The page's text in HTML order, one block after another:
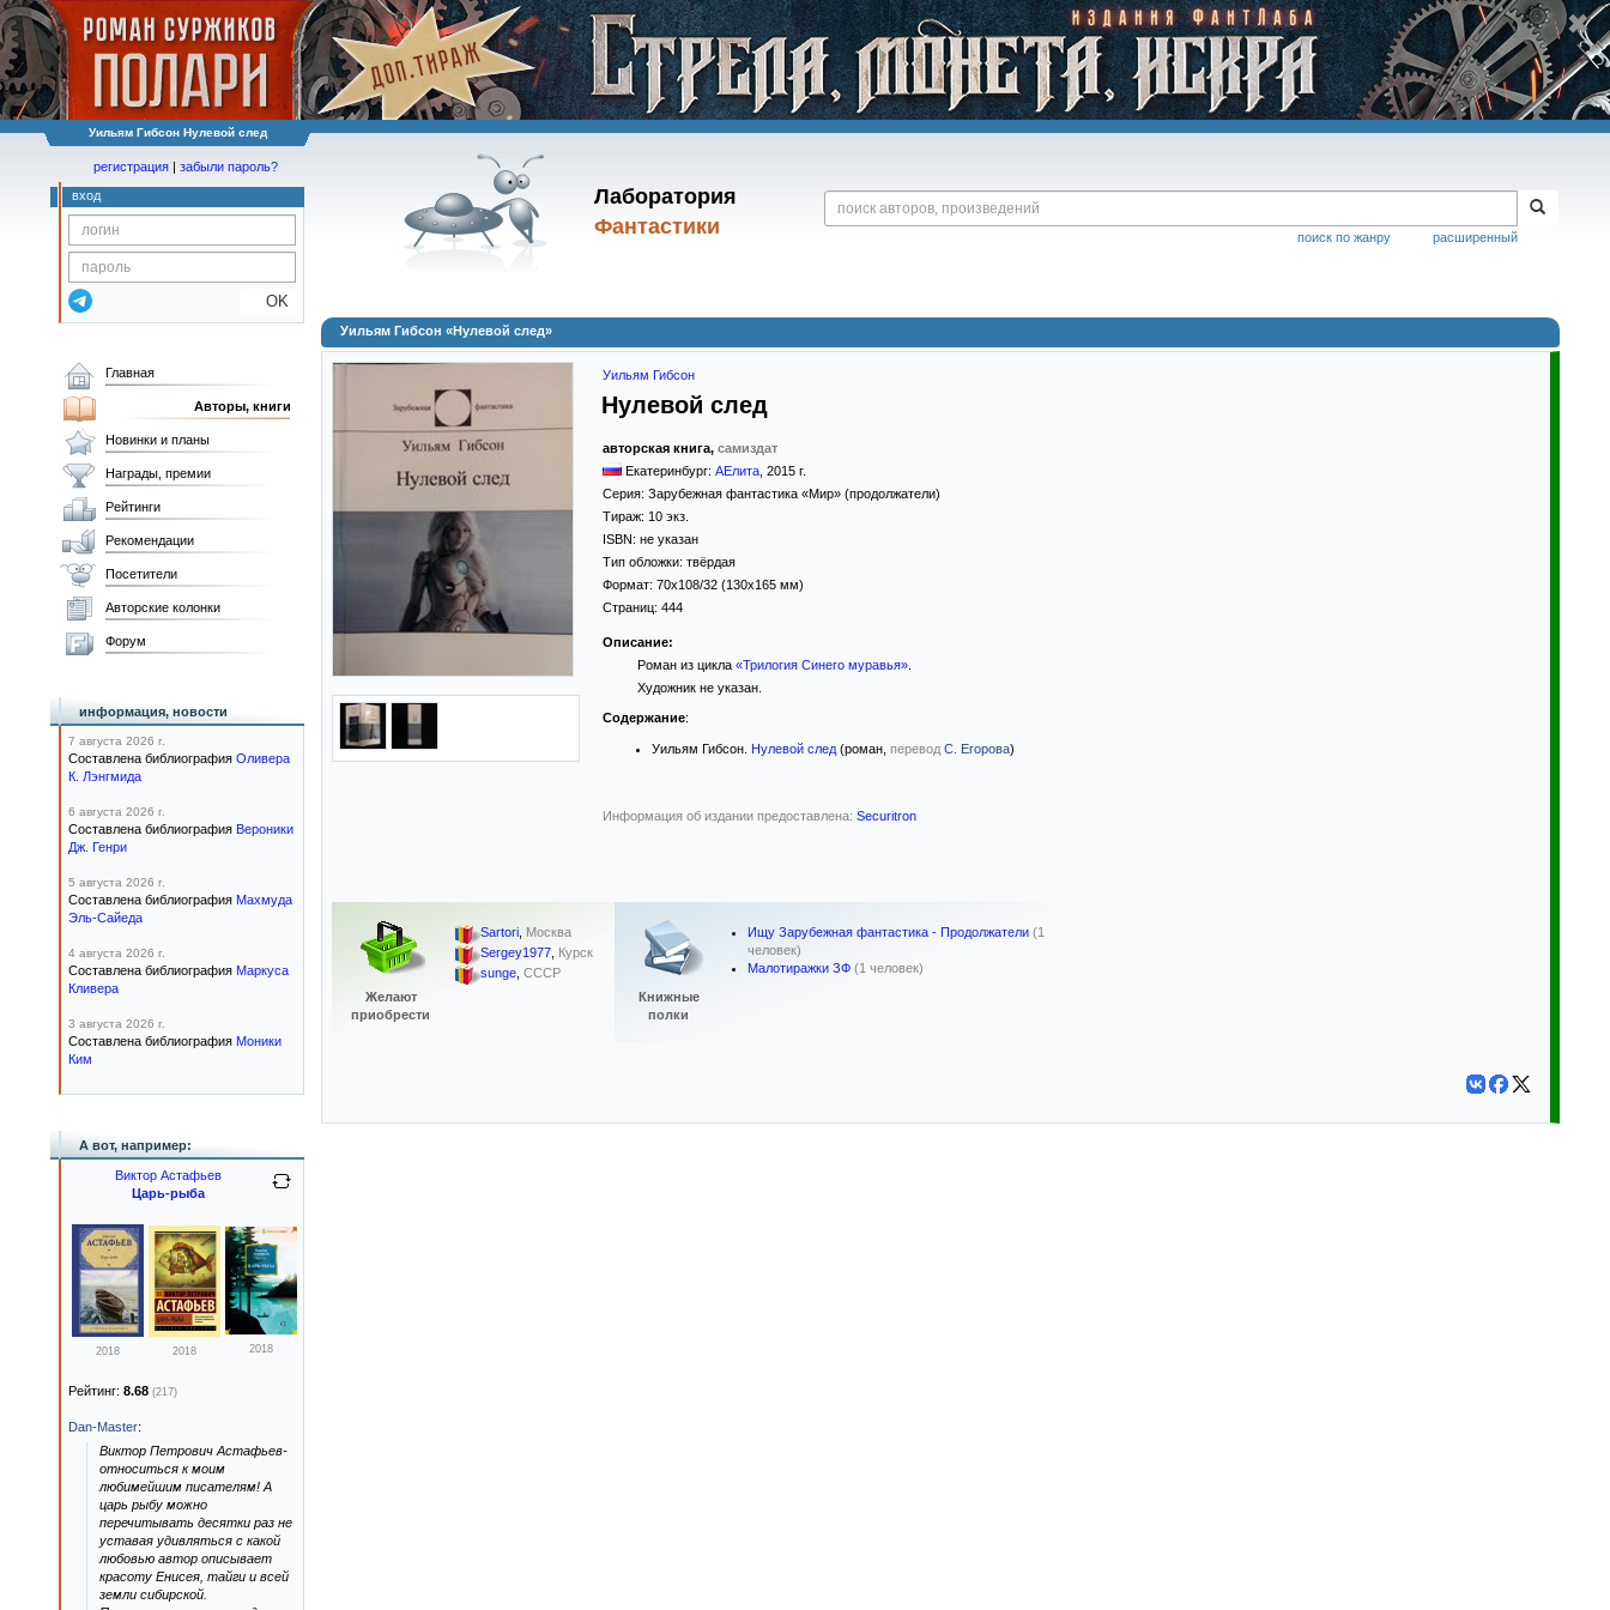
Уильям Гибсон Нулевой след
Лаборатория
Фантастики
расширенный
поиск по жанру
регистрация | забыли пароль?
вход
OK
Уильям Гибсон «Нулевой след»
Уильям Гибсон
Нулевой след
авторская книга, самиздат
Екатеринбург: АЕлита 2015 г.
Серия: Зарубежная фантастика «Мир» (продолжатели)
Тираж: 10 экз.
ISBN: не указан
Тип обложки: твёрдая
Формат: 70x108/32 (130x165 мм)
Страниц: 444
Описание:
Роман из цикла «Трилогия Синего муравья».
Художник не указан.
Содержание:
Уильям Гибсон. Нулевой след (роман, перевод С. Егорова)
Информация об издании предоставлена: Securitron
Желают
приобрести
Sartori, Москва
Sergey1977, Курск
sunge, СССР
Книжные
полки
Ищу Зарубежная фантастика - Продолжатели (1
человек)
Малотиражки ЗФ (1 человек)
Главная
Авторы, книги
Новинки и планы
Награды, премии
Рейтинги
Рекомендации
Посетители
Авторские колонки
Форум
информация, новости
7 августа 2026 г.
Составлена библиография Оливера
К. Лэнгмида
6 августа 2026 г.
Составлена библиография Вероники
Дж. Генри
5 августа 2026 г.
Составлена библиография Махмуда
Эль-Сайеда
4 августа 2026 г.
Составлена библиография Маркуса
Кливера
3 августа 2026 г.
Составлена библиография Моники
Ким
А вот, например:
Виктор Астафьев
Царь-рыба
2018 2018 2018
Рейтинг: 8.68 (217)
Dan-Master:
Виктор Петрович Астафьев-
относиться к моим
любимейшим писателям! А
царь рыбу можно
перечитывать десятки раз не
уставая удивляться с какой
любовью автор описывает
красоту Енисея, тайги и всей
земли сибирской.